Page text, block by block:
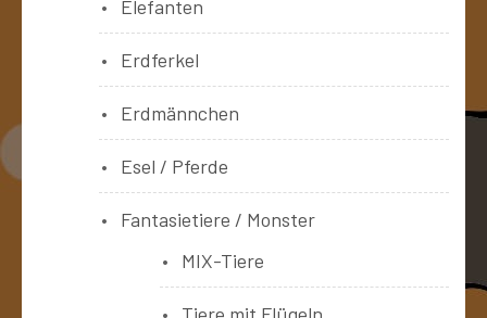
Elefanten
Erdferkel
Erdmännchen
Esel / Pferde
Fantasietiere / Monster
MIX-Tiere